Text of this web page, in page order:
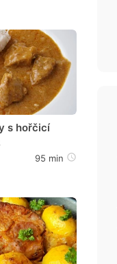
s hořčicí
ještě nebyl hodnocen
95 min